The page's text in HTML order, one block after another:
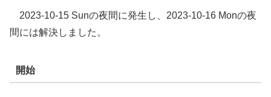
2023-10-15 Sunの夜間に発生し、2023-10-16 Monの夜
間には解決しました。
開始